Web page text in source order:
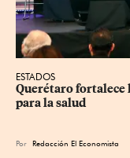
ESTADOS
Querétaro fortalece
para la salud
Por Redacción El Economista